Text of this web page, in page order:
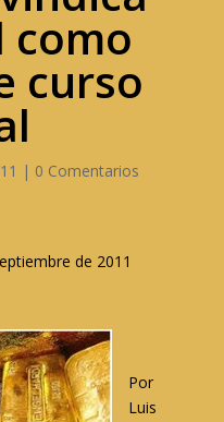
como
curso
| 0 Comentarios
de 2011
Por
Luis